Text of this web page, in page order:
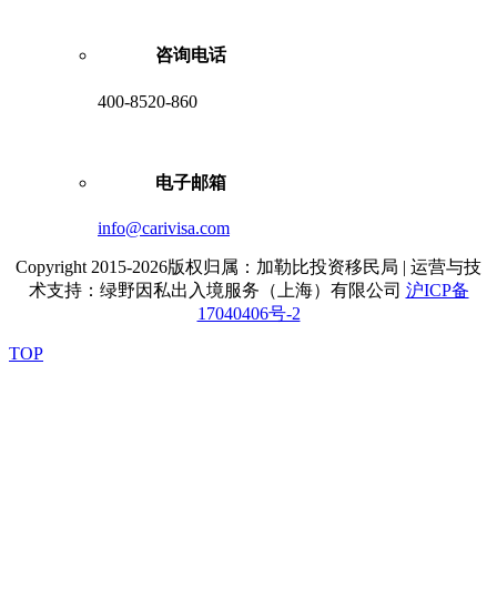
咨询电话
400-8520-860
电子邮箱
info@carivisa.com
Copyright 2015-2026版权归属：加勒比投资移民局 | 运营与技
术支持：绿野因私出入境服务（上海）有限公司 沪ICP备
17040406号-2
TOP